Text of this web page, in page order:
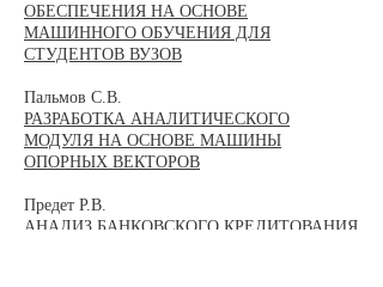
ОБЕСПЕЧЕНИЯ НА ОСНОВЕ
МАШИННОГО ОБУЧЕНИЯ ДЛЯ
СТУДЕНТОВ ВУЗОВ
Пальмов С.В.
РАЗРАБОТКА АНАЛИТИЧЕСКОГО
МОДУЛЯ НА ОСНОВЕ МАШИНЫ
ОПОРНЫХ ВЕКТОРОВ
Предет Р.В.
АНАЛИЗ БАНКОВСКОГО КРЕДИТОВАНИЯ